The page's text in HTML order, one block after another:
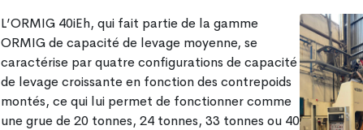
L’ORMIG 40iEh, qui fait partie de la gamme
ORMIG de capacité de levage moyenne, se
caractérise par quatre configurations de capacité
de levage croissante en fonction des contrepoids
montés, ce qui lui permet de fonctionner comme
une grue de 20 tonnes, 24 tonnes, 33 tonnes ou 40